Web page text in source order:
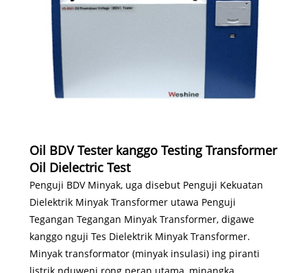
Oil BDV Tester kanggo Testing Transformer
Oil Dielectric Test
Penguji BDV Minyak, uga disebut Penguji Kekuatan
Dielektrik Minyak Transformer utawa Penguji
Tegangan Tegangan Minyak Transformer, digawe
kanggo nguji Tes Dielektrik Minyak Transformer.
Minyak transformator (minyak insulasi) ing piranti